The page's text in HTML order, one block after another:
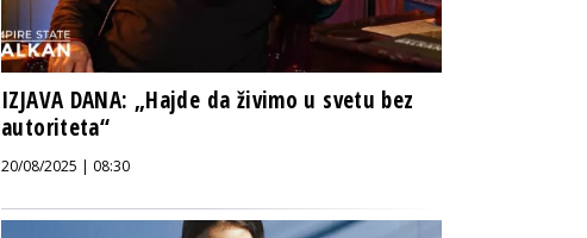
IZJAVA DANA: „Hajde da živimo u svetu bez
autoriteta“
20/08/2025 | 08:30